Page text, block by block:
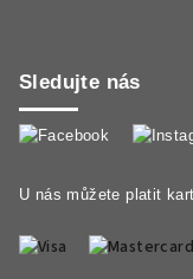
Sledujte nás
U nás můžete platit